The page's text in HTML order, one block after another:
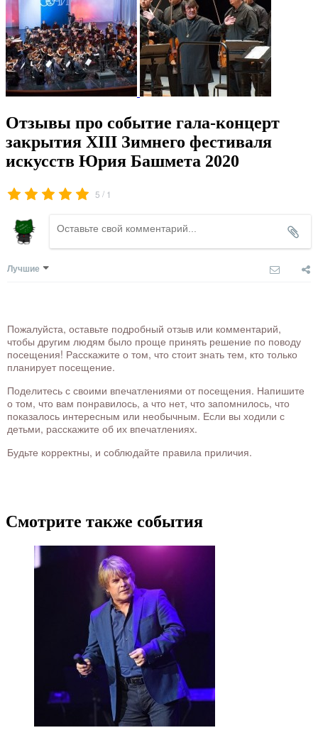
Отзывы про событие гала-концерт
закрытия XIII Зимнего фестиваля
искусств Юрия Башмета 2020
5 / 1
Лучшие
Пожалуйста, оставьте подробный отзыв или комментарий,
чтобы другим людям было проще принять решение по поводу
посещения! Расскажите о том, что стоит знать тем, кто только
планирует посещение.
Поделитесь с своими впечатлениями от посещения. Напишите
о том, что вам понравилось, а что нет, что запомнилось, что
показалось интересным или необычным. Если вы ходили с
детьми, расскажите об их впечатлениях.
Будьте корректны, и соблюдайте правила приличия.
Смотрите также события